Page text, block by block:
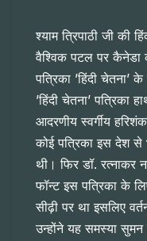
श्याम त्रिपाठी जी की
वैश्विक पटल पर कैनेडा
पत्रिका ’हिंदी चेतना’
’हिंदी चेतना’ पत्रिका
आदरणीय स्वर्गीय
कोई पत्रिका इस देश से
थी। फिर डॉ. रत्नाकर
फॉन्ट इस पत्रिका के
सीढ़ी पर था इसलिए
उन्होंने यह समस्या सुमन